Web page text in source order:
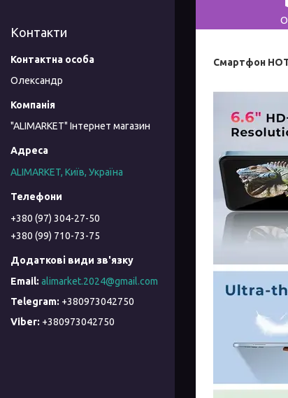
Смартфон
Контакти
Олександр
"ALIMARKET" Інтернет магазин
ALIMARKET, Київ, Україна
+380 (97) 304-27-50
+380 (99) 710-73-75
alimarket.2024@gmail.com
+380973042750
+380973042750